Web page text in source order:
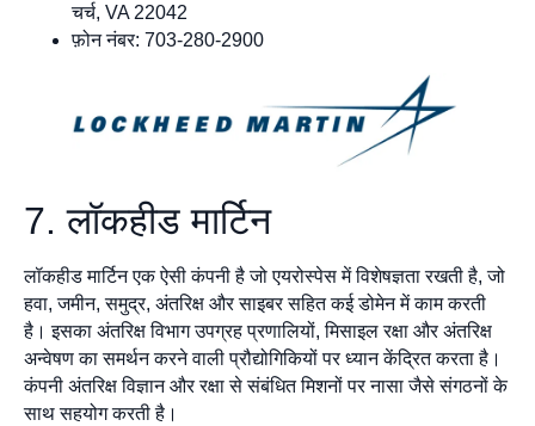
चर्च, VA 22042
फ़ोन नंबर: 703-280-2900
7. लॉकहीड मार्टिन
लॉकहीड मार्टिन एक ऐसी कंपनी है जो एयरोस्पेस में विशेषज्ञता रखती है, जो
हवा, जमीन, समुद्र, अंतरिक्ष और साइबर सहित कई डोमेन में काम करती
है। इसका अंतरिक्ष विभाग उपग्रह प्रणालियों, मिसाइल रक्षा और अंतरिक्ष
अन्वेषण का समर्थन करने वाली प्रौद्योगिकियों पर ध्यान केंद्रित करता है।
कंपनी अंतरिक्ष विज्ञान और रक्षा से संबंधित मिशनों पर नासा जैसे संगठनों के
साथ सहयोग करती है।